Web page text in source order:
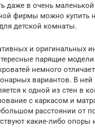
даже в очень маленькой
фирмы можно купить
детской комнаты.
и оригинальных
парящие модели.
немного
вариантов. В ней
к одной из стен в
с каркасом и
расстоянии от
какие-либо опоры